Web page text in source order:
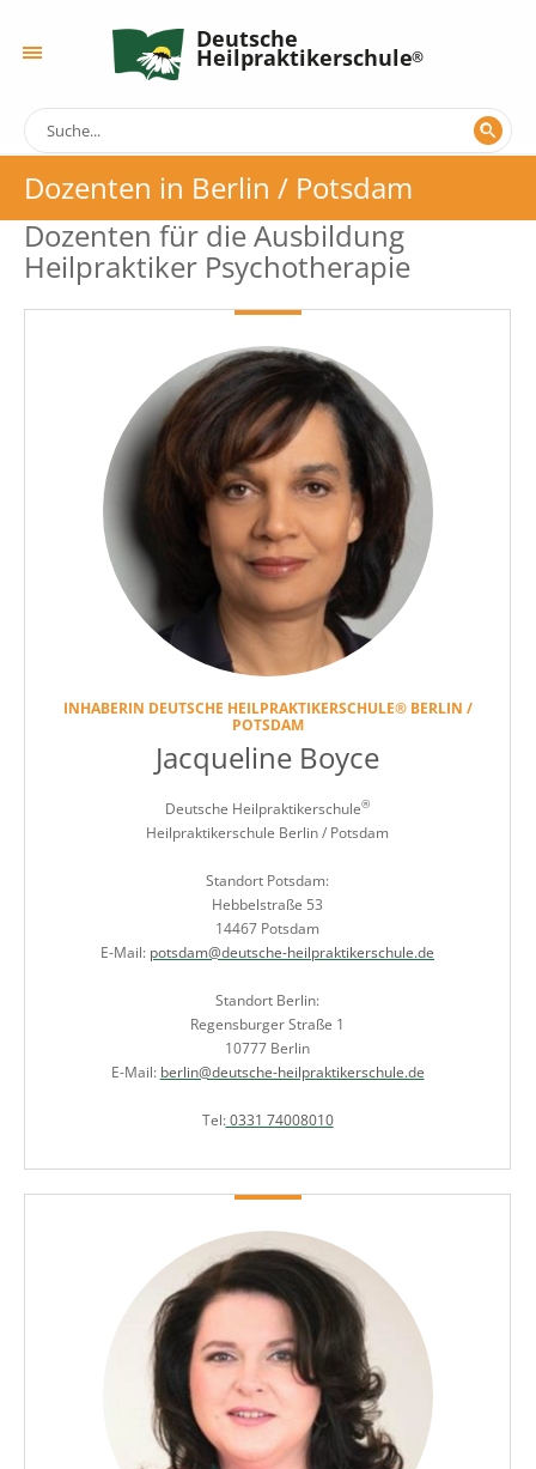
Deutsche
Heilpraktikerschule
Dozenten in Berlin / Potsdam
Dozenten für die Ausbildung
Heilpraktiker Psychotherapie
INHABERIN DEUTSCHE HEILPRAKTIKERSCHULE® BERLIN /
POTSDAM
Jacqueline Boyce
Deutsche Heilpraktikerschule®
Heilpraktikerschule Berlin / Potsdam
Standort Potsdam:
Hebbelstraße 53
14467 Potsdam
E-Mail: potsdam@deutsche-heilpraktikerschule.de
Standort Berlin:
Regensburger Straße 1
10777 Berlin
E-Mail: berlin@deutsche-heilpraktikerschule.de
Tel:0331 74008010